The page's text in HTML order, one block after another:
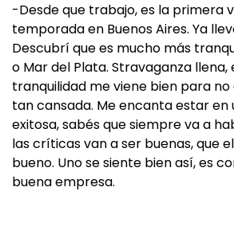
-Desde que trabajo, es la primera
temporada en Buenos Aires. Ya
Descubrí que es mucho más
o Mar del Plata. Stravaganza llena,
tranquilidad me viene bien para
tan cansada. Me encanta estar en
exitosa, sabés que siempre va a
las críticas van a ser buenas, que
bueno. Uno se siente bien así, es
buena empresa.